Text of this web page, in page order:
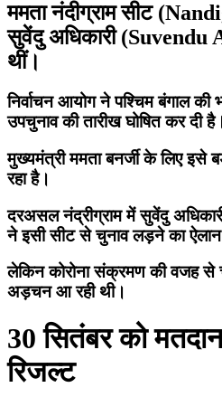
ममता नंदीग्राम सीट
सुवेंदु अधिकारी (Suvendu
थीं।
निर्वाचन आयोग ने पश्चिम बंगाल की
उपचुनाव की तारीख घोषित कर दी है।
मुख्यमंत्री ममता बनर्जी के लिए इसे
रहा है।
दरअसल नंद्रीग्राम में सुवेंदु
ने इसी सीट से चुनाव लड़ने का ऐलान
लेकिन कोरोना संक्रमण की वजह से
अड़चन आ रही थी।
30 सितंबर को
रिजल्ट